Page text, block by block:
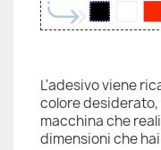
L'adesivo viene
colore
macchina che
dimensioni che